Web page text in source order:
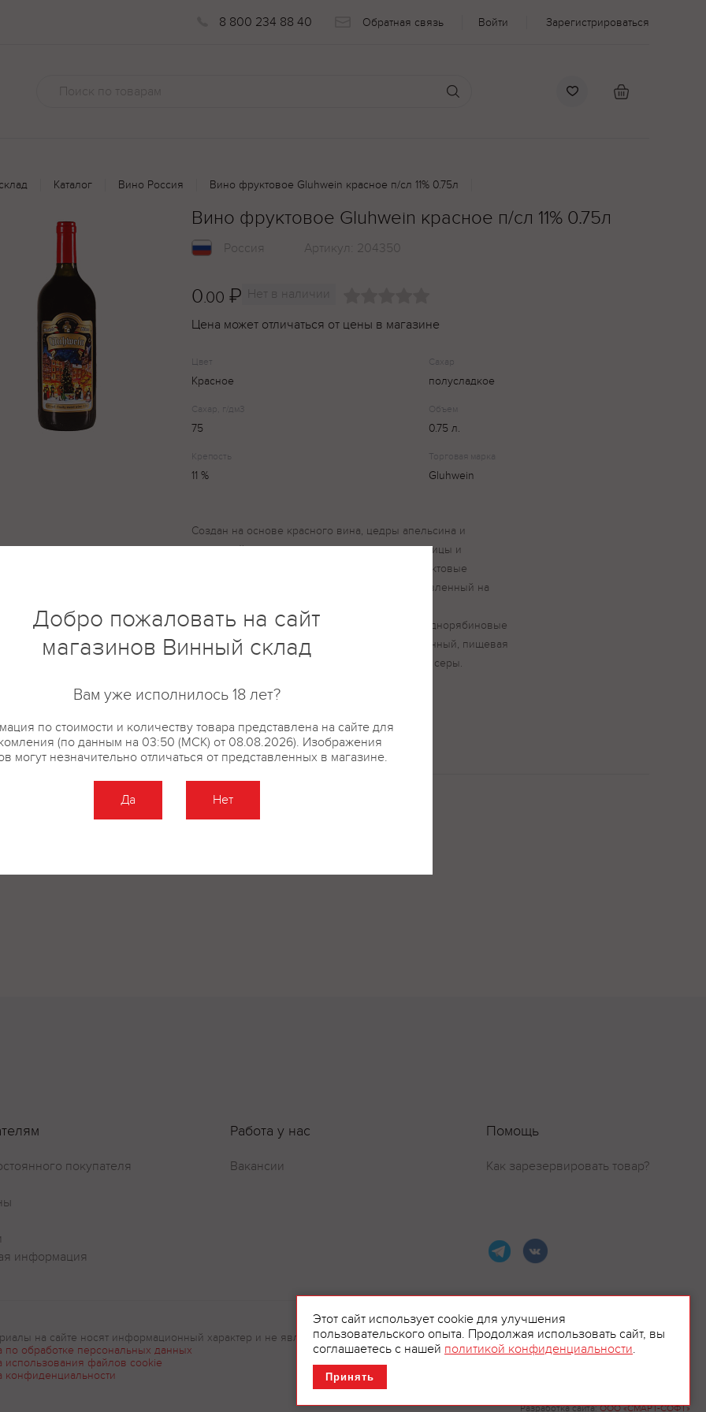
8 800 234 88 40 Обратная связь Войти Зарегистрироваться
Каталог Вино Россия Вино фруктовое Gluhwein красное п/сл 11% 0.75л
Вино фруктовое Gluhwein красное п/сл 11% 0.75л
Россия Артикул: 204350
0.00 ₽ Нет в наличии
Цена может отличаться от цены в магазине
Цвет
Красное
Сахар
полусладкое
Сахар, г/дм3
75
Объем
0.75 л.
Крепость
11 %
Торговая марка
Gluhwein
Создан на основе красного вина, цедры апельсина и
пряностей , с ароматным вкусом гвоздики, корицы и
мускатного ореха. Состав: виноматериалы фруктовые
столовые яблочные, сахарный сироп, приготовленный на
виноматериалы фруктовые столвые черноплоднорябиновые
выдержанные, солк лимонный концентрированный, пищевая
добавка: консервант (антиокислитель) диоксид серы.
Описание Отзывы
Оставить отзыв
Разработка сайта:ООО «СМАРТ-СОФТ»
покупателя
информация
Работа у нас
Вакансии
Помощь
Как зарезервировать товар?
на сайте носят информационный характер и не являются рекламой.
по обработке персональных данных
использования файлов cookie
конфиденциальности
Этот сайт использует cookie для улучшения
пользовательского опыта. Продолжая использовать сайт, вы
соглашаетесь с нашей политикой конфиденциальности.
Принять
Добро пожаловать на сайт
магазинов Винный склад
Вам уже исполнилось 18 лет?
по стоимости и количеству товара представлена на сайте для
(по данным на 03:50 (МСК) от 08.08.2026). Изображения
могут незначительно отличаться от представленных в магазине.
Да Нет